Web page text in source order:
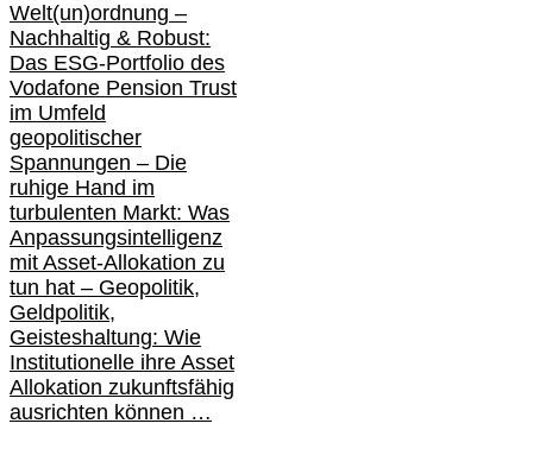
Welt(un)ordnung –
Nachhaltig & Robust:
Das ESG-Portfolio des
Vodafone Pension Trust
im Umfeld
geopolitischer
Spannungen – Die
ruhige Hand im
turbulenten Markt: Was
Anpassungsintelligenz
mit Asset-Allokation zu
tun hat – Geopolitik,
Geldpolitik,
Geisteshaltung: Wie
Institutionelle ihre Asset
Allokation zukunftsfähig
ausrichten können …